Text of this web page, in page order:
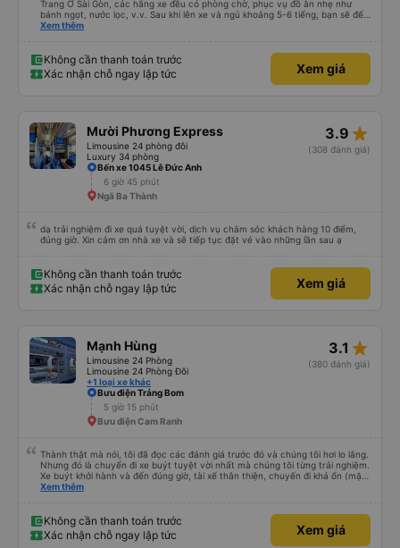
Trang Ở Sài Gòn, các hãng xe đều có phòng chờ, phục vụ đồ ăn nhẹ như
bánh ngọt, nước lọc, v.v. Sau khi lên xe và ngủ khoảng 5-6 tiếng, bạn sẽ đến
Nha Trang. Ở Nha Trang, các hãng xe có dịch vụ đưa đón miễn phí, tuy
(nên dùng Google Translate và đưa cho họ đọc) để được hỗ trợ tìm xe đưa
đón. Bạn không nên tin những người mặc áo Grab mời bạn đi xe bên ngoài.
Nói về chất lượng xe thì tuyệt vời, xe được làm theo kiểu cabin với thiết kế
Google Dịch để giao tiếp với họ. Hy vọng bài đánh giá này sẽ giúp ích cho
bạn khi đi
Xem thêm
Không cần thanh toán trước
Xác nhận chỗ ngay lập tức
Xem giá
Mười Phương Express
Limousine 24 phòng đôi
Luxury 34 phòng
3.9 star_rate
(308 đánh giá)
Bến xe 1045 Lê Đức Anh
6 giờ 45 phút
Ngã Ba Thành
dạ trải nghiệm đi xe quá tuyệt vời, dịch vụ chăm sóc khách hàng 10 điểm,
đúng giờ. Xin cảm ơn nhà xe và sẽ tiếp tục đặt vé vào những lần sau ạ
Không cần thanh toán trước
Xác nhận chỗ ngay lập tức
Xem giá
Mạnh Hùng
Limousine 24 Phòng
Limousine 24 Phòng Đôi
+1 loại xe khác
3.1 star_rate
(380 đánh giá)
Bưu điện Trảng Bom
5 giờ 15 phút
Bưu điện Cam Ranh
Thành thật mà nói, tôi đã đọc các đánh giá trước đó và chúng tôi hơi lo lắng.
Nhưng đó là chuyến đi xe buýt tuyệt vời nhất mà chúng tôi từng trải nghiệm.
Xe buýt khởi hành và đến đúng giờ, tài xế thân thiện, chuyến đi khá ổn (mặc
dù vẫn hơi xóc, nhưng đó là đặc trưng của Việt Nam ^^), và chỗ ngồi thoải
Xem thêm
Không cần thanh toán trước
Xác nhận chỗ ngay lập tức
Xem giá